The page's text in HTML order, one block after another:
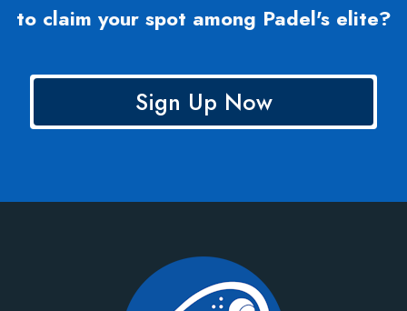
to claim your spot among Padel's elite?
Sign Up Now